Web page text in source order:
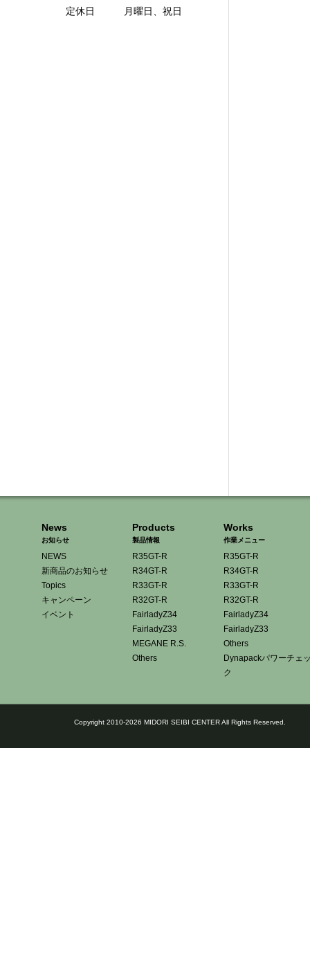
定休日 月曜日、祝日
News
お知らせ
NEWS
新商品のお知らせ
Topics
キャンペーン
イベント
Products
製品情報
R35GT-R
R34GT-R
R33GT-R
R32GT-R
FairladyZ34
FairladyZ33
MEGANE R.S.
Others
Works
作業メニュー
R35GT-R
R34GT-R
R33GT-R
R32GT-R
FairladyZ34
FairladyZ33
Others
Dynapackパワーチェ
ク
Copyright 2010-2026 MIDORI SEIBI CENTER All Rights Reserved.